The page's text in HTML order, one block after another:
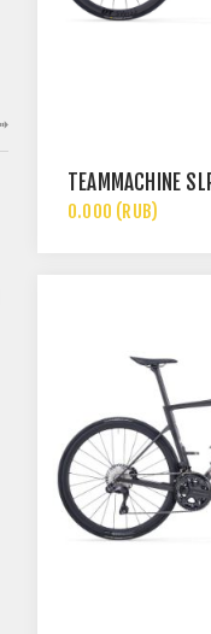
TEAMMACHINE
0.000 (RUB)